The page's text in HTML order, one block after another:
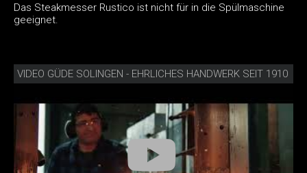
Das Steakmesser Rustico ist nicht für in die Spülmaschine
geeignet.
VIDEO GÜDE SOLINGEN - EHRLICHES HANDWERK SEIT 1910